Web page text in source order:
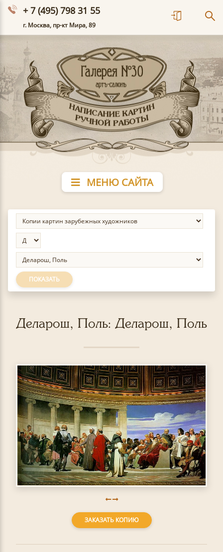
+ 7 (495) 798 31 55
г. Москва, пр-кт Мира, 89
МЕНЮ САЙТА
ПОКАЗАТЬ
Деларош, Поль: Деларош, Поль
ЗАКАЗАТЬ КОПИЮ